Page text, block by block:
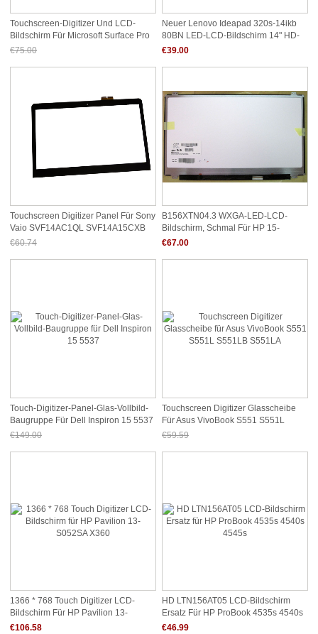
Touchscreen-Digitizer Und LCD-
Bildschirm Für Microsoft Surface Pro
2 1601
€75.00
Neuer Lenovo Ideapad 320s-14ikb
80BN LED-LCD-Bildschirm 14" HD-
Display 1366x768
€39.00
Touchscreen Digitizer Panel Für Sony
Vaio SVF14AC1QL SVF14A15CXB
SVF14A16CXS
€60.74
B156XTN04.3 WXGA-LED-LCD-
Bildschirm, Schmal Für HP 15-
N034SA 15-P030NR
€67.00
Touch-Digitizer-Panel-Glas-Vollbild-
Baugruppe Für Dell Inspiron 15 5537
€149.00
Touchscreen Digitizer Glasscheibe
Für Asus VivoBook S551 S551L
S551LB S551LA
€59.59
1366 * 768 Touch Digitizer LCD-
Bildschirm Für HP Pavilion 13-
S052SA X360
€106.58
HD LTN156AT05 LCD-Bildschirm
Ersatz Für HP ProBook 4535s 4540s
4545s
€46.99